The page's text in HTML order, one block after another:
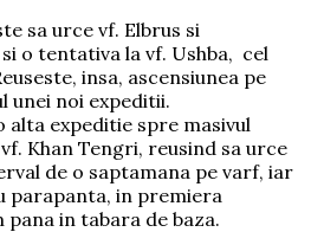
sa urce vf. Elbrus si
o tentativa la vf. Ushba, cel
insa, ascensiunea pe
unei noi expeditii.
expeditie spre masivul
Khan Tengri, reusind sa urce
de o saptamana pe varf, iar
parapanta, in premiera
pana in tabara de baza.